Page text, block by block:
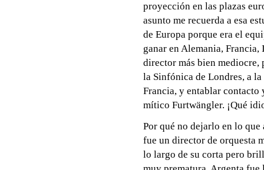
proyección en las plazas
asunto me recuerda a esa
de Europa porque era el
ganar en Alemania,
director más bien
la Sinfónica de Londres, a
Francia, y entablar
mítico Furtwängler. ¡Qué
Por qué no dejarlo en lo que
fue un director de orquesta
lo largo de su corta pero